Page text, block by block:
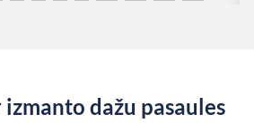
dažu pasaules